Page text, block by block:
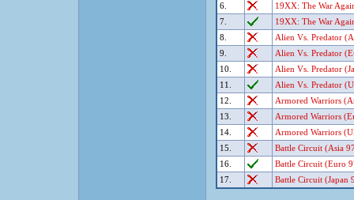
6.
19XX: The War
7.
19XX: The War
8.
Alien Vs. Predator
9.
Alien Vs. Predator
10.
Alien Vs. Predator
11.
Alien Vs. Predator
12.
Armored Warriors
13.
Armored Warriors
14.
Armored Warriors
15.
Battle Circuit (Asia
16.
Battle Circuit (Euro
17.
Battle Circuit (Japan